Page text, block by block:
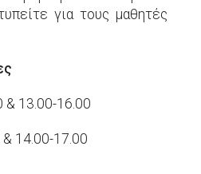
για τους μαθητές
& 13.00-16.00
& 14.00-17.00